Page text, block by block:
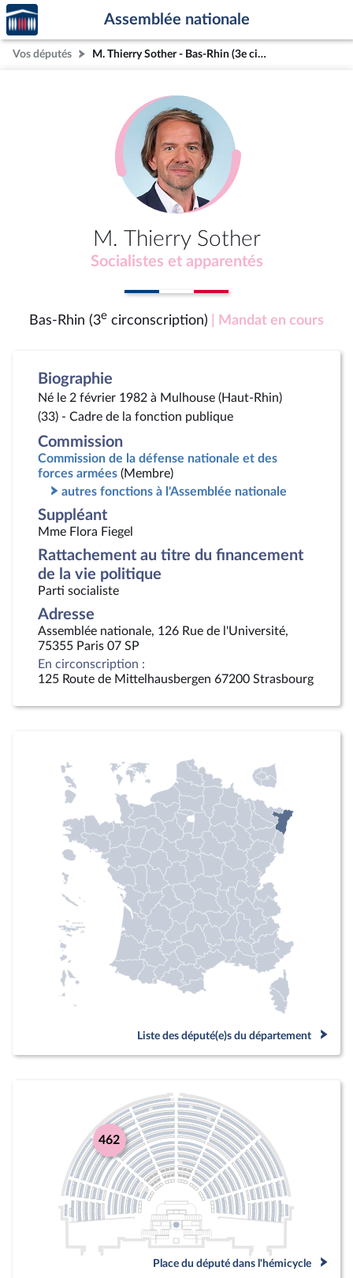
Aller au contenu
Aller en bas de la page
Accèder
à la
page
d'accueil
Assemblée nationale
Vos députés M. Thierry Sother - Bas-Rhin (3e circonscription)
M. Thierry Sother
Socialistes et apparentés
Bas-Rhin (3e circonscription) | Mandat en cours
Biographie
Né le 2 février 1982 à Mulhouse (Haut-Rhin)
(33) - Cadre de la fonction publique
Commission
Commission de la défense nationale et des
forces armées (Membre)
autres fonctions à l'Assemblée nationale
Suppléant
Mme Flora Fiegel
Rattachement au titre du financement
de la vie politique
Parti socialiste
Adresse
Assemblée nationale, 126 Rue de l'Université,
75355 Paris 07 SP
En circonscription :
125 Route de Mittelhausbergen 67200 Strasbourg
Liste des député(e)s du département
462
Place du député dans l'hémicycle